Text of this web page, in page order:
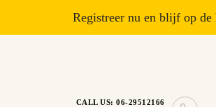
CALL US: 06-29512166
Registreer nu en blijf op de